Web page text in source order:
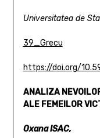
Universitatea de
39_Grecu
https://doi.org/
ANALIZA
ALE FEMEILOR
Oxana ISAC,